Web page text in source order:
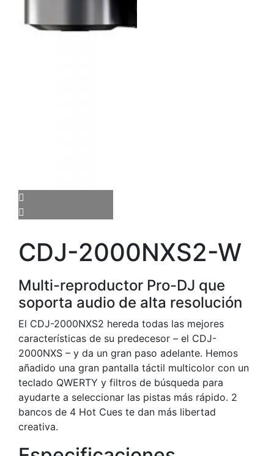
CDJ-2000NXS2-W
Multi-reproductor Pro-DJ que
soporta audio de alta resolución
El CDJ-2000NXS2 hereda todas las mejores
características de su predecesor – el CDJ-
2000NXS – y da un gran paso adelante. Hemos
añadido una gran pantalla táctil multicolor con un
teclado QWERTY y filtros de búsqueda para
ayudarte a seleccionar las pistas más rápido. 2
bancos de 4 Hot Cues te dan más libertad
creativa.